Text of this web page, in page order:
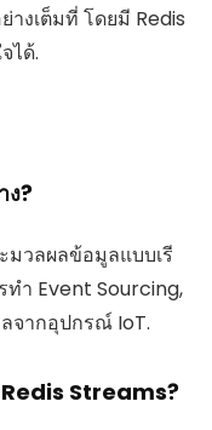
งเต็มที่ โดยมี Redis
ได้.
?
มวลผลข้อมูลแบบเรี
ทำ Event Sourcing,
จากอุปกรณ์ IoT.
Streams?